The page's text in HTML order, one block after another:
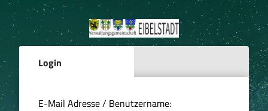
Login
E-Mail Adresse / Benutzername: